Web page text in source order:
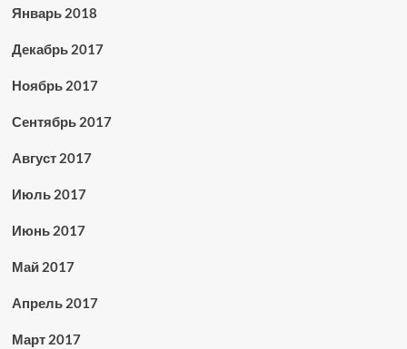
Январь 2018
Декабрь 2017
Ноябрь 2017
Сентябрь 2017
Август 2017
Июль 2017
Июнь 2017
Май 2017
Апрель 2017
Март 2017